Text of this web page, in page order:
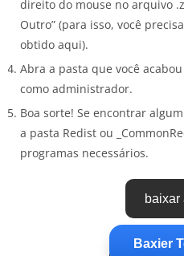
direito do mouse no arquivo
Outro” (para isso, você
obtido aqui).
Abra a pasta que você
como administrador.
Boa sorte! Se encontrar
a pasta Redist ou
programas necessários.
baixar
Baxier